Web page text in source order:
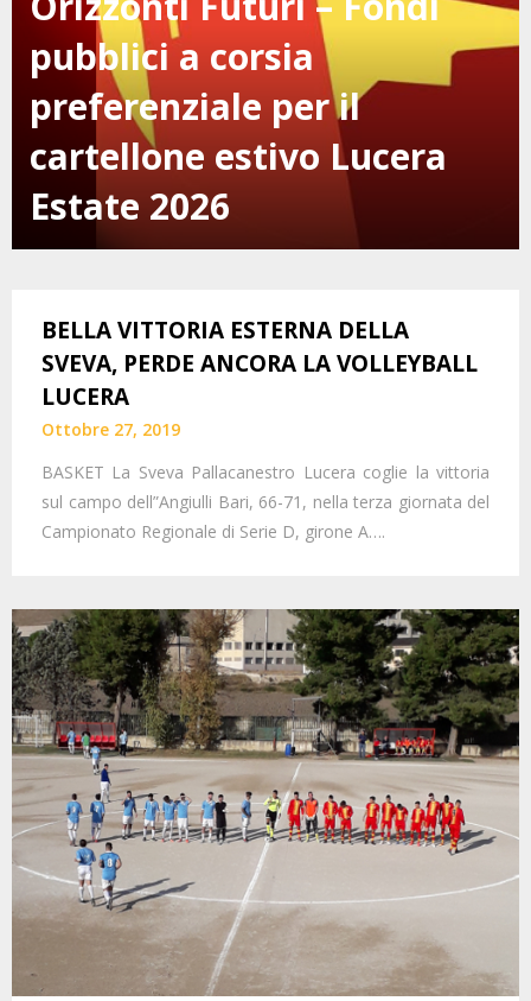
pubblici a corsia
preferenziale per il
cartellone estivo Lucera
Estate 2026
BELLA VITTORIA ESTERNA DELLA
SVEVA, PERDE ANCORA LA VOLLEYBALL
LUCERA
Ottobre 27, 2019
BASKET La Sveva Pallacanestro Lucera coglie la vittoria
sul campo dell”Angiulli Bari, 66-71, nella terza giornata del
Campionato Regionale di Serie D, girone A….